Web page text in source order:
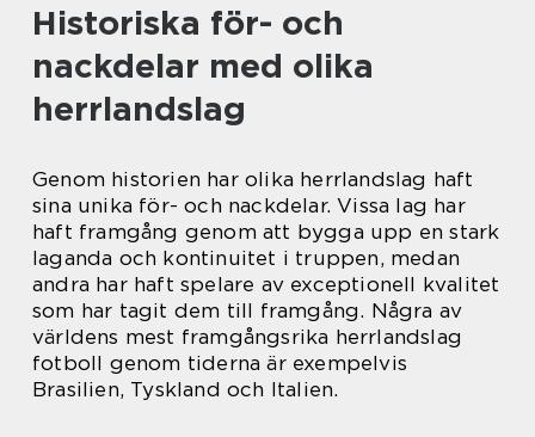
Historiska för- och
nackdelar med olika
herrlandslag
Genom historien har olika herrlandslag haft
sina unika för- och nackdelar. Vissa lag har
haft framgång genom att bygga upp en stark
laganda och kontinuitet i truppen, medan
andra har haft spelare av exceptionell kvalitet
som har tagit dem till framgång. Några av
världens mest framgångsrika herrlandslag
fotboll genom tiderna är exempelvis
Brasilien, Tyskland och Italien.